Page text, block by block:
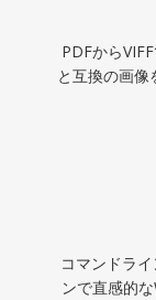
PDFから
と互換の画像
コマンドラ
ンで直感的